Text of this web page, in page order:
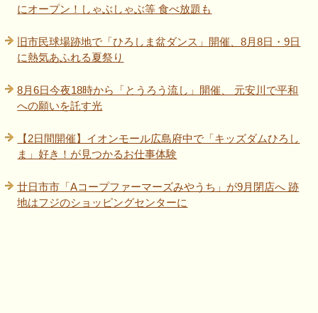
にオープン！しゃぶしゃぶ等 食べ放題も
旧市民球場跡地で「ひろしま盆ダンス」開催、8月8日・9日
に熱気あふれる夏祭り
8月6日今夜18時から「とうろう流し」開催、 元安川で平和
への願いを託す光
【2日間開催】イオンモール広島府中で「キッズダムひろし
ま」好き！が見つかるお仕事体験
廿日市市「Aコープファーマーズみやうち」が9月閉店へ 跡
地はフジのショッピングセンターに